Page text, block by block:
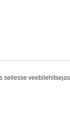
sellesse